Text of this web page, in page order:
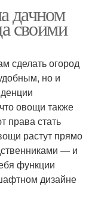
дачном
своими
сделать огород
но и
овощи также
права стать
растут прямо
— и
функции
дизайне